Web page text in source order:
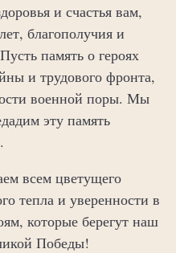
и счастья вам,
благополучия и
память о героях
и трудового фронта,
военной поры. Мы
эту память
всем цветущего
тепла и уверенности в
которые берегут наш
Победы!